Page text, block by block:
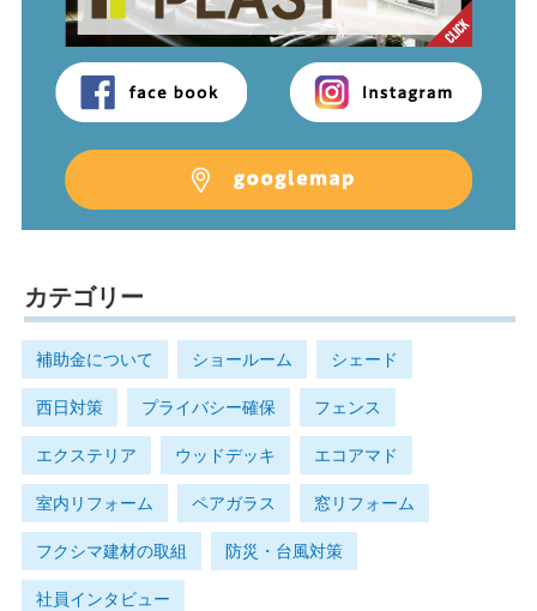
カテゴリー
補助金について ショールーム シェード
西日対策 プライバシー確保 フェンス
エクステリア ウッドデッキ エコアマド
室内リフォーム ペアガラス 窓リフォーム
フクシマ建材の取組
社員インタビュー
防災・台風対策